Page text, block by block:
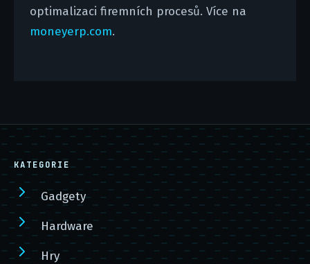
optimalizaci firemních procesů. Více na
moneyerp.com.
KATEGORIE
Gadgety
Hardware
Hry